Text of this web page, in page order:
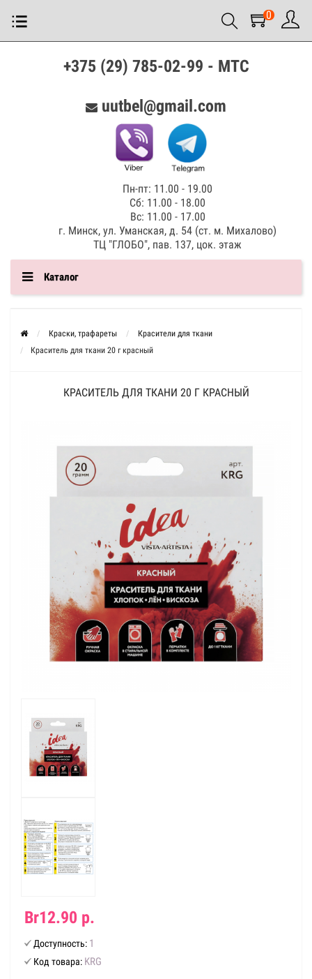
0
+375 (29) 785-02-99 - МТС
uutbel@gmail.com
Пн-пт: 11.00 - 19.00
Сб: 11.00 - 18.00
Вс: 11.00 - 17.00
г. Минск, ул. Уманская, д. 54 (ст. м. Михалово)
ТЦ "ГЛОБО", пав. 137, цок. этаж
Каталог
Краски, трафареты
Красители для ткани
Краситель для ткани 20 г красный
КРАСИТЕЛЬ ДЛЯ ТКАНИ 20 Г КРАСНЫЙ
Br12.90 р.
Доступность: 1
Код товара: KRG